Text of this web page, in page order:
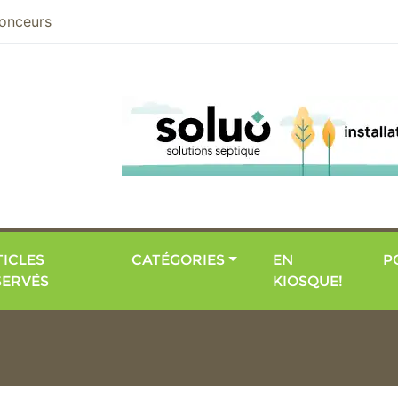
CATÉGORIES
EN
KIOSQUE!